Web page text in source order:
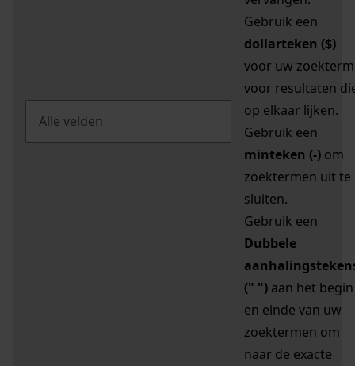
Gebruik een
dollarteken ($)
voor uw zoekterm
voor resultaten
op elkaar lijken.
Gebruik een
minteken (-) om
zoektermen uit te
sluiten.
Gebruik een
Dubbele
(" ") aan het begin
en einde van uw
zoektermen om
naar de exacte